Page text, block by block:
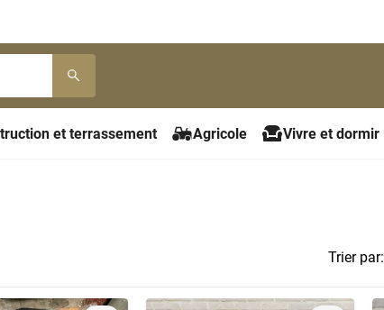
et terrassement Agricole Vivre et dormir
Trier par: